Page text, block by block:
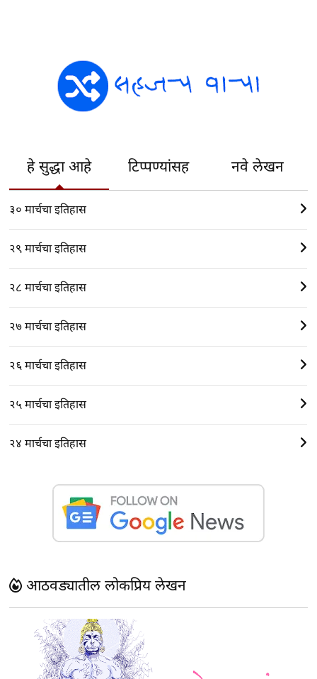
हे सुद्धा आहे टिप्पण्यांसह नवे लेखन
३० मार्चचा इतिहास
२९ मार्चचा इतिहास
२८ मार्चचा इतिहास
२७ मार्चचा इतिहास
२६ मार्चचा इतिहास
२५ मार्चचा इतिहास
२४ मार्चचा इतिहास
आठवड्यातील लोकप्रिय लेखन